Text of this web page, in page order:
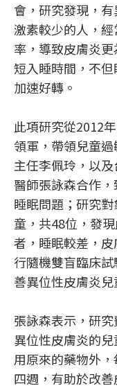
會，研究發現，
激素較少的人，
率，導致皮膚炎
短入睡時間，不
加速好轉。
此項研究從2012
領軍，帶領兒童
主任李佩玲，以
醫師張詠森合作
睡眠問題；研究
童，共48位，發
者，睡眠較差，
行隨機雙盲臨床
善異位性皮膚炎
張詠森表示，研
異位性皮膚炎的
用原來的藥物外
四週，有助於改